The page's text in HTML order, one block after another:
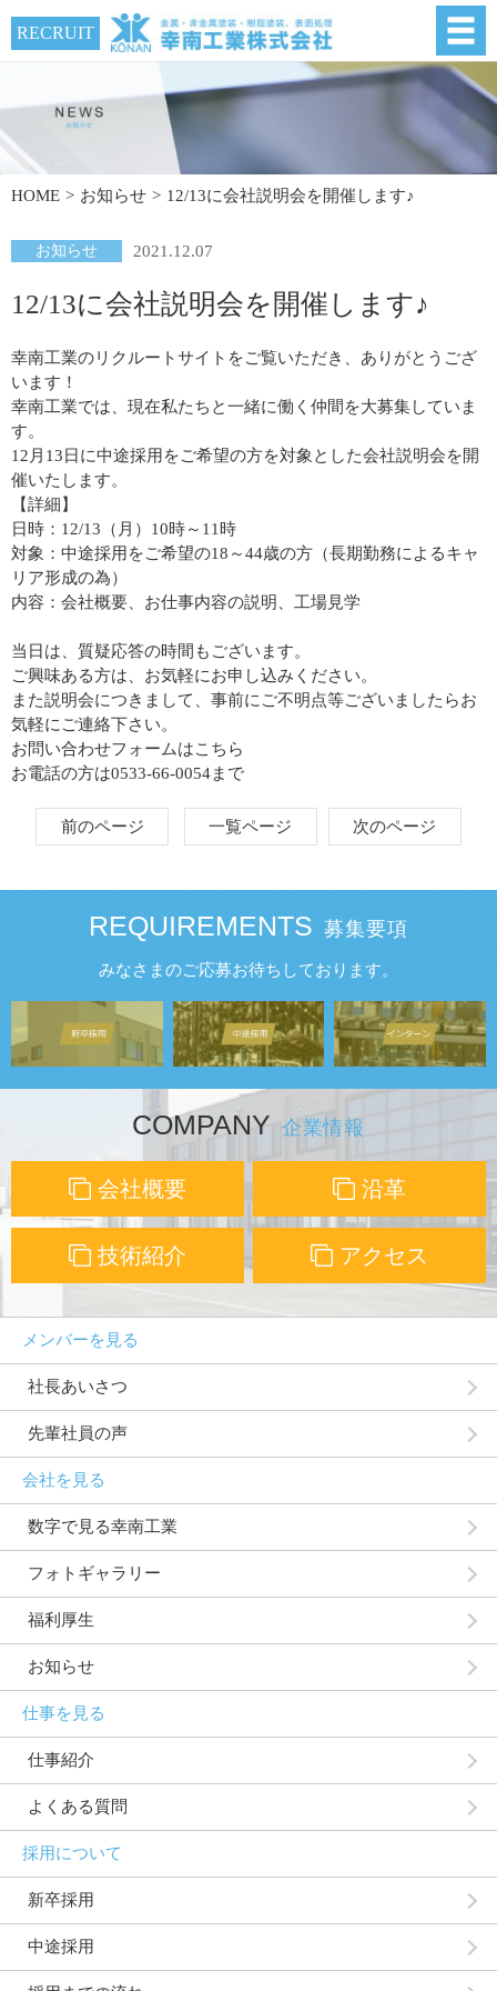
RECRUIT
HOME お知らせ 12/13に会社説明会を開催します♪
お知らせ 2021.12.07
12/13に会社説明会を開催します♪
幸南工業のリクルートサイトをご覧いただき、ありがとうござ
います！
幸南工業では、現在私たちと一緒に働く仲間を大募集していま
す。
12月13日に中途採用をご希望の方を対象とした会社説明会を開
催いたします。
【詳細】
日時：12/13（月）10時～11時
対象：中途採用をご希望の18～44歳の方（長期勤務によるキャ
リア形成の為）
内容：会社概要、お仕事内容の説明、工場見学
当日は、質疑応答の時間もございます。
ご興味ある方は、お気軽にお申し込みください。
また説明会につきまして、事前にご不明点等ございましたらお
気軽にご連絡下さい。
お問い合わせフォームはこちら
お電話の方は0533-66-0054まで
前のページ 一覧ページ 次のページ
REQUIREMENTS 募集要項
みなさまのご応募お待ちしております。
COMPANY 企業情報
会社概要 沿革
技術紹介 アクセス
メンバーを見る
社長あいさつ
先輩社員の声
会社を見る
数字で見る幸南工業
フォトギャラリー
福利厚生
お知らせ
仕事を見る
仕事紹介
よくある質問
採用について
新卒採用
中途採用